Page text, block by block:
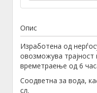
Опис
Изработена од
овозможува трајност
времетраење од 6
Соодветна за вода,
сл.